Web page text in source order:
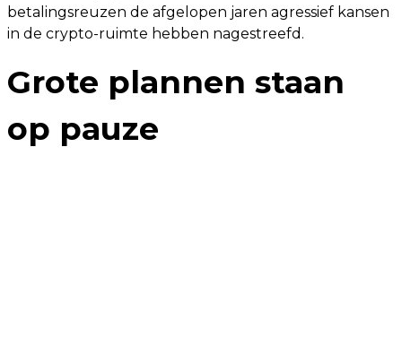
betalingsreuzen de afgelopen jaren agressief kansen
in de crypto-ruimte hebben nagestreefd.
Grote plannen staan
op pauze